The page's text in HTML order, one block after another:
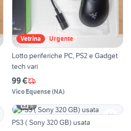
Vetrina Urgente
Lotto periferiche PC, PS2 e Gadget
tech vari
99 €
Vico Equense(NA)
3
PS3 ( Sony 320 GB) usata